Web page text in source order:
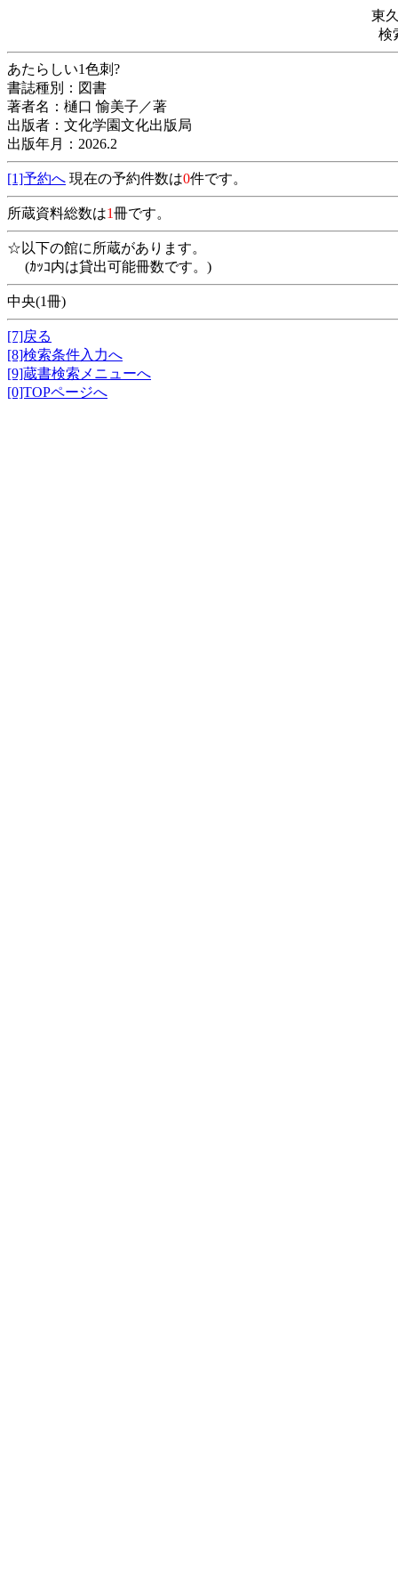
東
検
あたらしい1色刺?
書誌種別：図書
著者名：樋口 愉美子／著
出版者：文化学園文化出版局
出版年月：2026.2
[1]予約へ 現在の予約件数は0件です。
所蔵資料総数は1冊です。
☆以下の館に所蔵があります。
(ｶｯｺ内は貸出可能冊数です。)
中央(1冊)
[7]戻る
[8]検索条件入力へ
[9]蔵書検索メニューへ
[0]TOPページへ